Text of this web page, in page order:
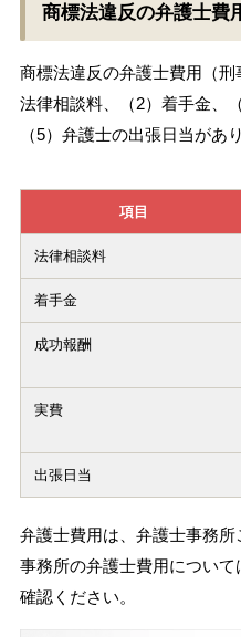
商標法違反の弁護士費
商標法違反の弁護士費用（刑
法律相談料、（2）着手金、
（5）弁護士の出張日当があ
項目
法律相談料
着手金
成功報酬
実費
出張日当
弁護士費用は、弁護士事務
事務所の弁護士費用について
確認ください。